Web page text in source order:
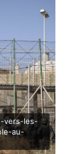
vers-les-
au-